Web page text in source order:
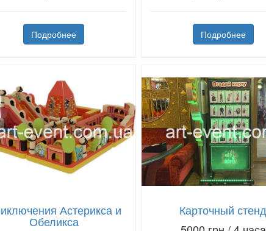
Подробнее Подробнее
Астерикса и
Обеликса
Карточный стенд